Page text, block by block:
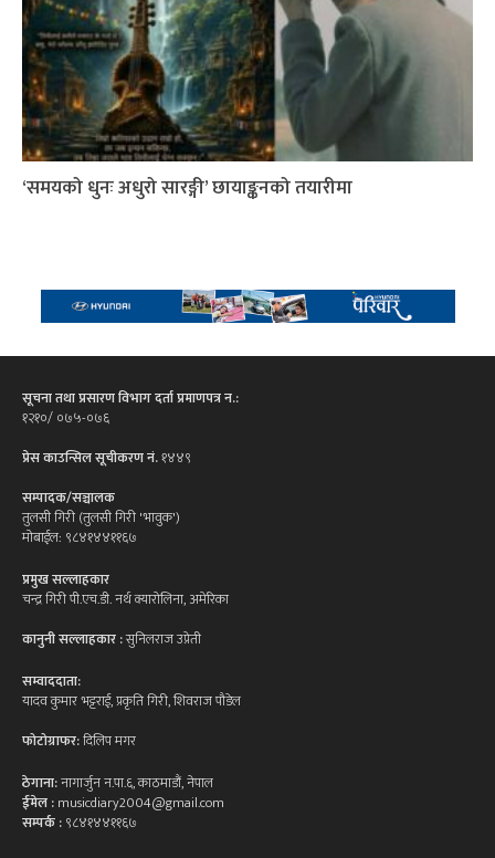
‘समयको धुनः अधुरो सारङ्गी’ छायाङ्कनको तयारीमा
सूचना तथा प्रसारण विभाग दर्ता प्रमाणपत्र न.:
१२१०/ ०७५-०७६
प्रेस काउन्सिल सूचीकरण नं.१४४९
सम्पादक/सञ्चालक
तुलसी गिरी (तुलसी गिरी 'भावुक')
मोबाईल: ९८४१४४११६७
प्रमुख सल्लाहकार
चन्द्र गिरी पी.एच.डी. नर्थ क्यारोलिना, अमेरिका
कानुनी सल्लाहकार :सुनिलराज उप्रेती
सम्वाददाता:
यादव कुमार भट्टराई, प्रकृति गिरी, शिवराज पौडेल
फोटोग्राफर:दिलिप मगर
ठेगाना:नागार्जुन न.पा.६, काठमाडौं, नेपाल
ईमेल :musicdiary2004@gmail.com
सम्पर्क :९८४१४४११६७